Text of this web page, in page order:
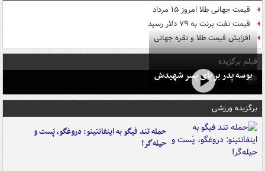
قیمت جهانی طلا امروز ۱۵ مرداد
قیمت نفت برنت به ۷۹ دلار رسید
افزایش قیمت طلا و نقره جهانی
فیلم برگزیده
بوسه‌ پدر بر پای پسر شهیدش
برگزیده ورزشی
حمله تند فیگو به اینفانتینو: دروغگو، پَست‌ و
حیله‌گر!